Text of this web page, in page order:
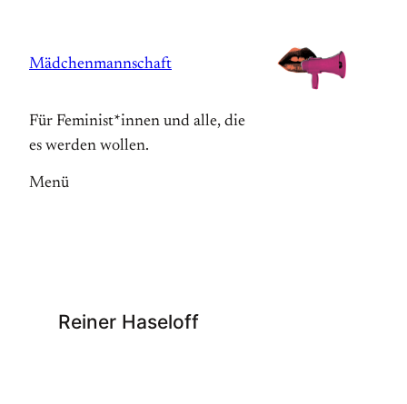
springen
Mädchenmannschaft
Für Feminist*innen und alle, die
es werden wollen.
Menü
Reiner Haseloff